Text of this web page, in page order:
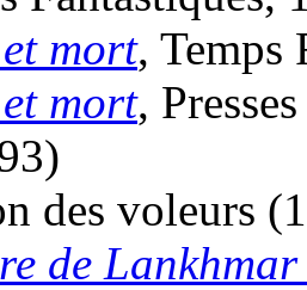
mort, Temps
mort,
des voleurs
de Lankhmar